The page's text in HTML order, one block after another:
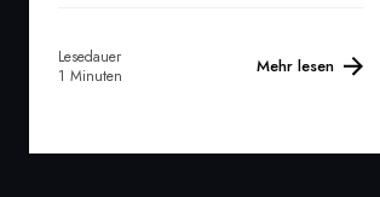
Lesedauer
1 Minuten
Mehr lesen